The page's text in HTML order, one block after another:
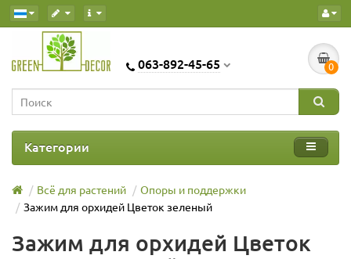
063-892-45-65 0
Категории
Всё для растений
Опоры и поддержки
Зажим для орхидей Цветок зеленый
Зажим для орхидей Цветок